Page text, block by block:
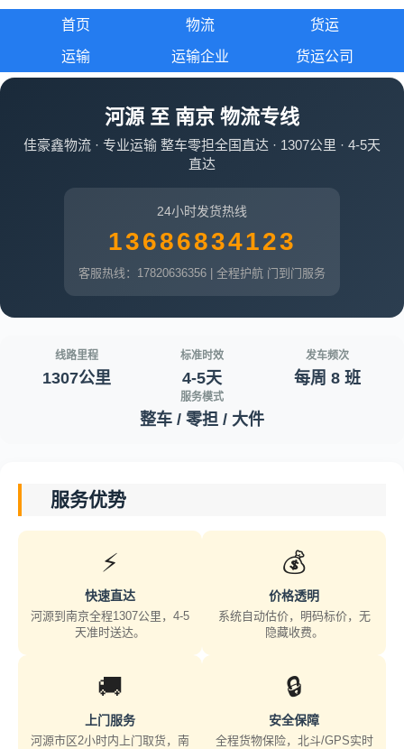
首页 物流 货运
运输 运输企业 货运公司
河源 至 南京 物流专线
佳豪鑫物流 · 专业运输 整车零担全国直达 · 1307公里 · 4-5天
直达
24小时发货热线
13686834123
客服热线：17820636356 | 全程护航 门到门服务
线路里程
1307公里
标准时效
4-5天
发车频次
每周 8 班
服务模式
整车 / 零担 / 大件
服务优势
⚡
快速直达
河源到南京全程1307公里，4-5
天准时送达。
💰
价格透明
系统自动估价，明码标价，无
隐藏收费。
🚚
上门服务
河源市区2小时内上门取货，南
🔒
安全保障
全程货物保险，北斗/GPS实时